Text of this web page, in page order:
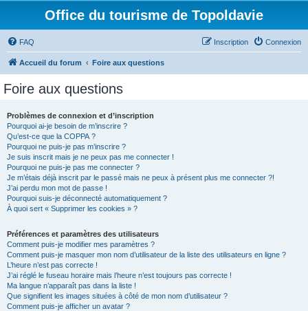
Office du tourisme de Topoldavie
FAQ Connexion
Inscription
Accueil du forum Foire aux questions
Foire aux questions
Problèmes de connexion et d’inscription
Pourquoi ai-je besoin de m’inscrire ?
Qu’est-ce que la COPPA ?
Pourquoi ne puis-je pas m’inscrire ?
Je suis inscrit mais je ne peux pas me connecter !
Pourquoi ne puis-je pas me connecter ?
Je m’étais déjà inscrit par le passé mais ne peux à présent plus me connecter ?!
J’ai perdu mon mot de passe !
Pourquoi suis-je déconnecté automatiquement ?
À quoi sert « Supprimer les cookies » ?
Préférences et paramètres des utilisateurs
Comment puis-je modifier mes paramètres ?
Comment puis-je masquer mon nom d’utilisateur de la liste des utilisateurs en ligne ?
L’heure n’est pas correcte !
J’ai réglé le fuseau horaire mais l’heure n’est toujours pas correcte !
Ma langue n’apparaît pas dans la liste !
Que signifient les images situées à côté de mon nom d’utilisateur ?
Comment puis-je afficher un avatar ?